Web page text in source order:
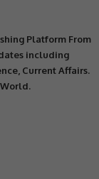
Platform From
including
Current Affairs.